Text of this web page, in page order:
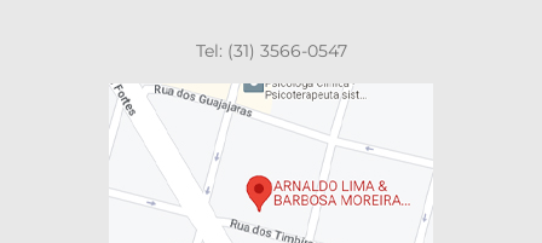
Tel: (31) 3566-0547